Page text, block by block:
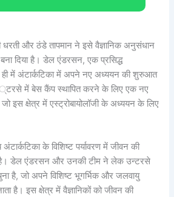
धरती और ठंडे तापमान ने इसे वैज्ञानिक अनुसंधान
दिया है। डेल एंडरसन, एक प्रसिद्ध
ही में अंटार्कटिका में अपने नए अध्ययन की शुरुआत
में बेस कैंप स्थापित करने के लिए एक नए
इस क्षेत्र में एस्ट्रोबायोलॉजी के अध्ययन के लिए
के विशिष्ट पर्यावरण में जीवन की
है। डेल एंडरसन और उनकी टीम ने लेक उन्टरसे
है, जो अपने विशिष्ट भूगर्भिक और जलवायु
है। इस क्षेत्र में वैज्ञानिकों को जीवन की